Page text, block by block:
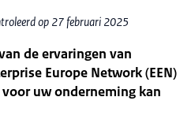
op 27 februari 2025
de ervaringen van
Europe Network (EEN)
uw onderneming kan